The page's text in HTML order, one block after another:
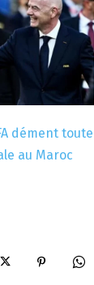
dément toute
au Maroc